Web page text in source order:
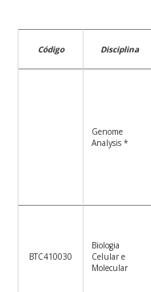
Código Disciplina
Genome
Analysis *
BTC410030
Biologia
Celular e
Molecular